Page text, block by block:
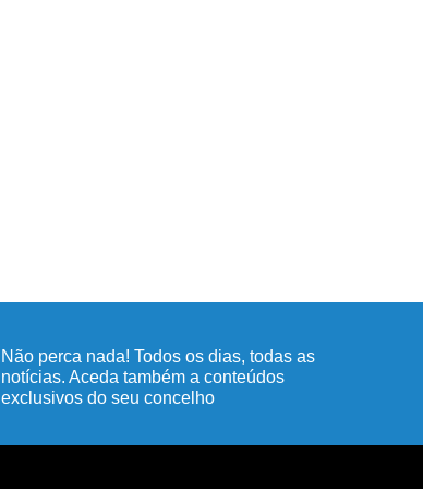
Não perca nada! Todos os dias, todas as
notícias. Aceda também a conteúdos
exclusivos do seu concelho